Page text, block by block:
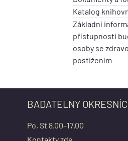
Katalog
Základní
přístupnosti
osoby se
postižením
BADATELNY
Po, St 8.00–17.00